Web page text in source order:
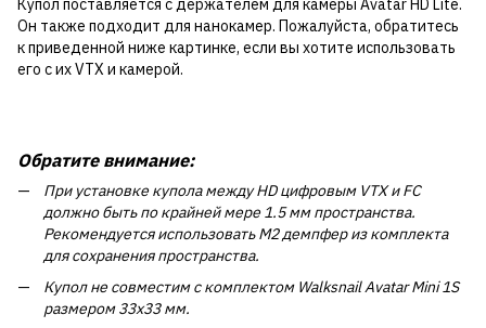
Он также подходит для нанокамер. Пожалуйста, обратитесь
к приведенной ниже картинке, если вы хотите использовать
его с их VTX и камерой.
Обратите внимание:
При установке купола между HD цифровым VTX и FC
должно быть по крайней мере 1.5 мм пространства.
Рекомендуется использовать M2 демпфер из комплекта
для сохранения пространства.
Купол не совместим с комплектом Walksnail Avatar Mini 1S
размером 33x33 мм.